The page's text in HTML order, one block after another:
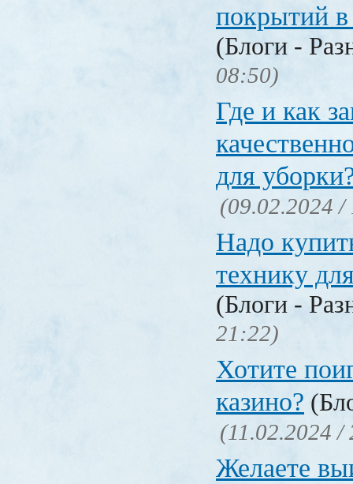
покрытий в
(Блоги -
08:50)
Где и как
для
(09.02.2024 /
Надо
технику
(Блоги -
21:22)
Хотите
казино?
(11.02.2024 /
Желаете